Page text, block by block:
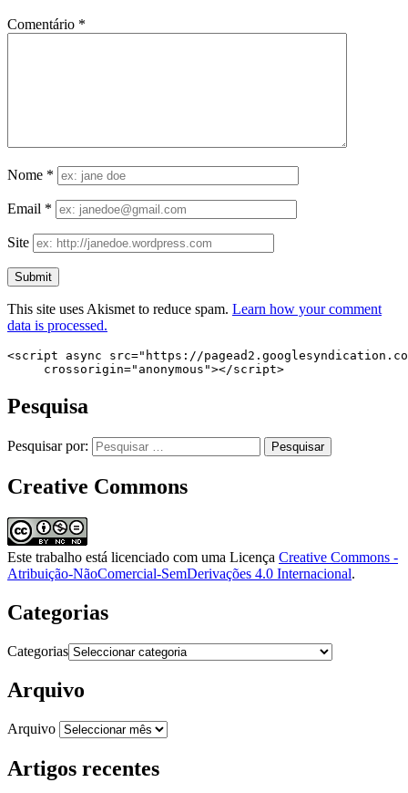
Comentário *
Nome *
Email *
Site
This site uses Akismet to reduce spam. Learn how your comment
data is processed.
<script async src="https://
     crossorigin="anonymous"></script>
Pesquisa
Pesquisar por:
Creative Commons
Este trabalho está licenciado com uma Licença Creative Commons -
Atribuição-NãoComercial-SemDerivações 4.0 Internacional.
Categorias
Categorias
Arquivo
Arquivo
Artigos recentes